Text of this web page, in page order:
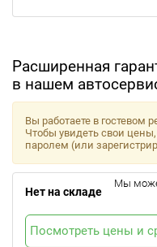
Расширенная
в нашем
Вы работаете в
Чтобы увидеть свои
паролем (или
Нет на складе
Мы
Посмотреть цены и